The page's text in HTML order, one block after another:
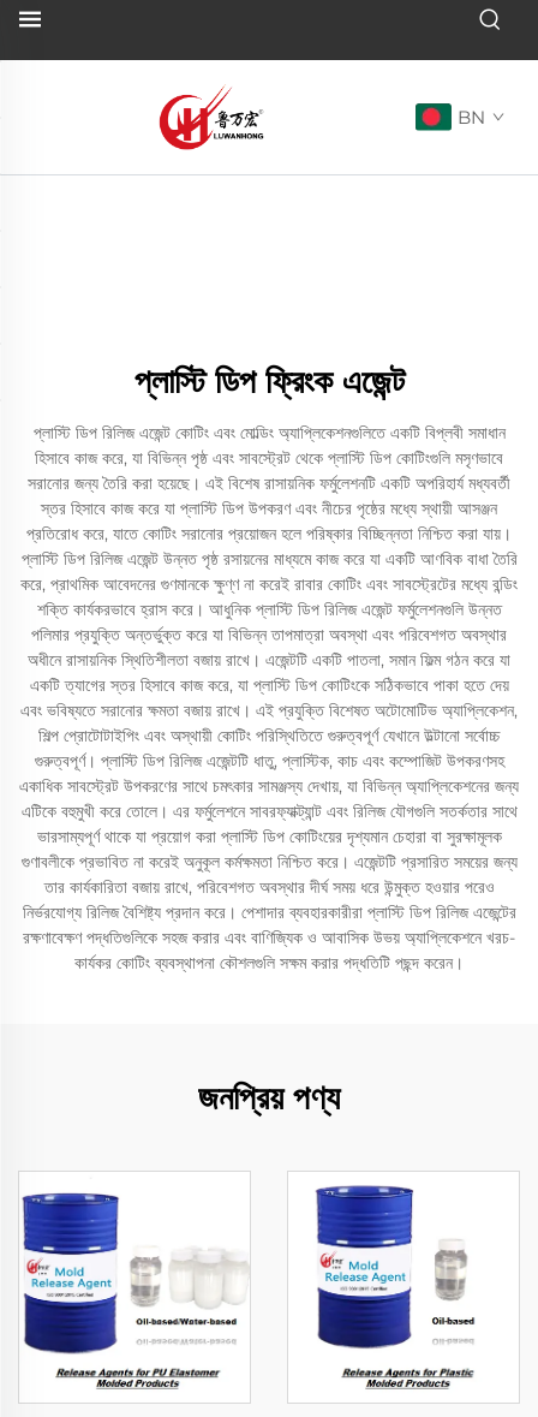
BN
প্লাস্টি ডিপ ফ্রিংক এজেন্ট
প্লাস্টি ডিপ রিলিজ এজেন্ট কোটিং এবং মোল্ডিং অ্যাপ্লিকেশনগুলিতে একটি বিপ্লবী সমাধান
হিসাবে কাজ করে, যা বিভিন্ন পৃষ্ঠ এবং সাবস্ট্রেট থেকে প্লাস্টি ডিপ কোটিংগুলি মসৃণভাবে
সরানোর জন্য তৈরি করা হয়েছে। এই বিশেষ রাসায়নিক ফর্মুলেশনটি একটি অপরিহার্য মধ্যবর্তী
স্তর হিসাবে কাজ করে যা প্লাস্টি ডিপ উপকরণ এবং নীচের পৃষ্ঠের মধ্যে স্থায়ী আসঞ্জন
প্রতিরোধ করে, যাতে কোটিং সরানোর প্রয়োজন হলে পরিষ্কার বিচ্ছিন্নতা নিশ্চিত করা যায়।
প্লাস্টি ডিপ রিলিজ এজেন্ট উন্নত পৃষ্ঠ রসায়নের মাধ্যমে কাজ করে যা একটি আণবিক বাধা তৈরি
করে, প্রাথমিক আবেদনের গুণমানকে ক্ষুণ্ণ না করেই রাবার কোটিং এবং সাবস্ট্রেটের মধ্যে বন্ডিং
শক্তি কার্যকরভাবে হ্রাস করে। আধুনিক প্লাস্টি ডিপ রিলিজ এজেন্ট ফর্মুলেশনগুলি উন্নত
পলিমার প্রযুক্তি অন্তর্ভুক্ত করে যা বিভিন্ন তাপমাত্রা অবস্থা এবং পরিবেশগত অবস্থার
অধীনে রাসায়নিক স্থিতিশীলতা বজায় রাখে। এজেন্টটি একটি পাতলা, সমান ফিল্ম গঠন করে যা
একটি ত্যাগের স্তর হিসাবে কাজ করে, যা প্লাস্টি ডিপ কোটিংকে সঠিকভাবে পাকা হতে দেয়
এবং ভবিষ্যতে সরানোর ক্ষমতা বজায় রাখে। এই প্রযুক্তি বিশেষত অটোমোটিভ অ্যাপ্লিকেশন,
শিল্প প্রোটোটাইপিং এবং অস্থায়ী কোটিং পরিস্থিতিতে গুরুত্বপূর্ণ যেখানে উল্টানো সর্বোচ্চ
গুরুত্বপূর্ণ। প্লাস্টি ডিপ রিলিজ এজেন্টটি ধাতু, প্লাস্টিক, কাচ এবং কম্পোজিট উপকরণসহ
একাধিক সাবস্ট্রেট উপকরণের সাথে চমৎকার সামঞ্জস্য দেখায়, যা বিভিন্ন অ্যাপ্লিকেশনের জন্য
এটিকে বহুমুখী করে তোলে। এর ফর্মুলেশনে সাবরফ্যাক্ট্যান্ট এবং রিলিজ যৌগগুলি সতর্কতার সাথে
ভারসাম্যপূর্ণ থাকে যা প্রয়োগ করা প্লাস্টি ডিপ কোটিংয়ের দৃশ্যমান চেহারা বা সুরক্ষামূলক
গুণাবলীকে প্রভাবিত না করেই অনুকূল কর্মক্ষমতা নিশ্চিত করে। এজেন্টটি প্রসারিত সময়ের জন্য
তার কার্যকারিতা বজায় রাখে, পরিবেশগত অবস্থার দীর্ঘ সময় ধরে উন্মুক্ত হওয়ার পরেও
নির্ভরযোগ্য রিলিজ বৈশিষ্ট্য প্রদান করে। পেশাদার ব্যবহারকারীরা প্লাস্টি ডিপ রিলিজ এজেন্টের
রক্ষণাবেক্ষণ পদ্ধতিগুলিকে সহজ করার এবং বাণিজ্যিক ও আবাসিক উভয় অ্যাপ্লিকেশনে খরচ-
কার্যকর কোটিং ব্যবস্থাপনা কৌশলগুলি সক্ষম করার পদ্ধতিটি পছন্দ করেন।
জনপ্রিয় পণ্য